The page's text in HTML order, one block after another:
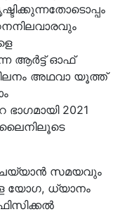
ആർട്ട് ഓഫ്
അഥവാ യൂത്ത്
2021
സമയവും
യോഗ, ധ്യാനം